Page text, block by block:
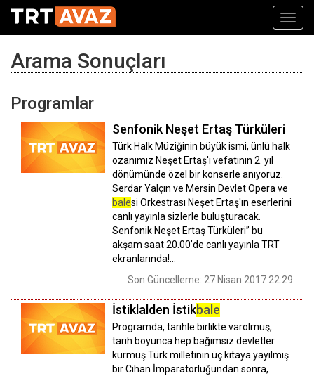
Arama Sonuçları
Programlar
Senfonik Neşet Ertaş Türküleri
Türk Halk Müziğinin büyük ismi, ünlü halk
ozanımız Neşet Ertaş'ı vefatının 2. yıl
dönümünde özel bir konserle anıyoruz.
Serdar Yalçın ve Mersin Devlet Opera ve
balesi Orkestrası Neşet Ertaş'ın eserlerini
canlı yayınla sizlerle buluşturacak.
Senfonik Neşet Ertaş Türküleri’’ bu
akşam saat 20.00’de canlı yayınla TRT
ekranlarında!...
Son Güncelleme: 27 Nisan 2017 22:29
İstiklalden İstikbale
Programda, tarihle birlikte varolmuş,
tarih boyunca hep bağımsız devletler
kurmuş Türk milletinin üç kıtaya yayılmış
bir Cihan İmparatorluğundan sonra,